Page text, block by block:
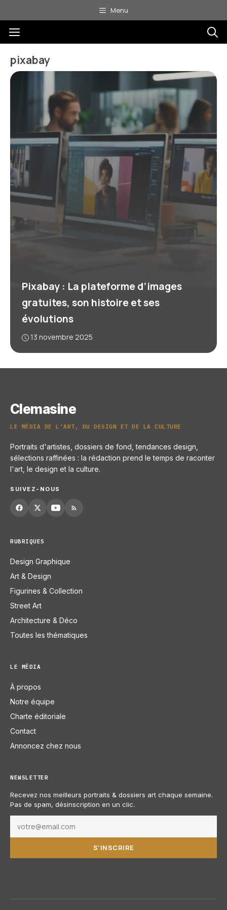
au
contenu
Menu
Menu
pixabay
Pixabay : La plateforme d’images
gratuites, son histoire et ses
évolutions
13 novembre 2025
Clemasine
LE MÉDIA DE L'ART, DU DESIGN ET DE LA CULTURE
Portraits d'artistes, dossiers de fond, tendances design,
sélections raffinées : la rédaction prend le temps de raconter
l'art, le design et la culture.
SUIVEZ-NOUS
RUBRIQUES
Design Graphique
Art & Design
Figurines & Collection
Street Art
Architecture & Déco
Toutes les thématiques
LE MÉDIA
À propos
Notre équipe
Charte éditoriale
Contact
Annoncez chez nous
NEWSLETTER
Recevez nos meilleurs portraits & dossiers art chaque semaine.
Pas de spam, désinscription en un clic.
S'INSCRIRE